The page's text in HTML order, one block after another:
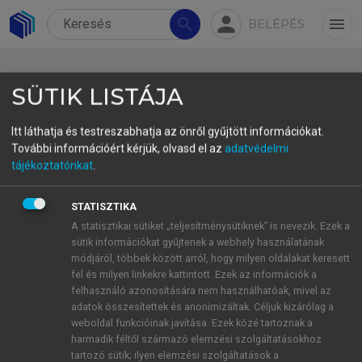
search person BELÉPÉS menu
Ajánlás
Ennek a kötetnek a megjelenését a szerző jogi és
közigazgatási terminológia területén megszerzett
többéves kutatásai, egyetemi oktatóként és nyelvi
közvetítőként összegyűjtött tapasztalatai előzik
meg. Nemcsak elméleti kutatások és gyakorlati
tevékenység során foglalkozott a jogi és
közigazgatási terminológiával, hanem tovább is
képezte magát: jogi szakoklevelet szerzett az ELTE
SÜTIK LISTÁJA
Itt láthatja és testreszabhatja az önről gyűjtött információkat.
További információért kérjük, olvasd el az adatvédelmi
tájékoztatónkat.
STATISZTIKA
A statisztikai sütiket „teljesítménysütiknek” is nevezik. Ezek a
sütik információkat gyűjtenek a webhely használatának
módjáról, többek között arról, hogy milyen oldalakat keresett
fel és milyen linkekre kattintott. Ezek az információk a
felhasználó azonosítására nem használhatóak, mivel az
adatok összesítettek és anonimizáltak. Céljuk kizárólag a
weboldal funkcióinak javítása. Ezek közé tartoznak a
harmadik féltől származó elemzési szolgáltatásokhoz
tartozó sütik; ilyen elemzési szolgáltatások a